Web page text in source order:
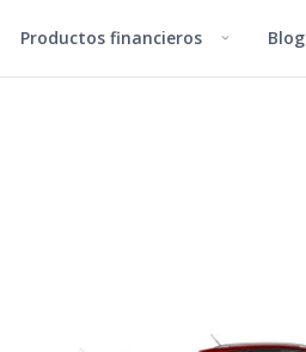
Productos financieros Blog